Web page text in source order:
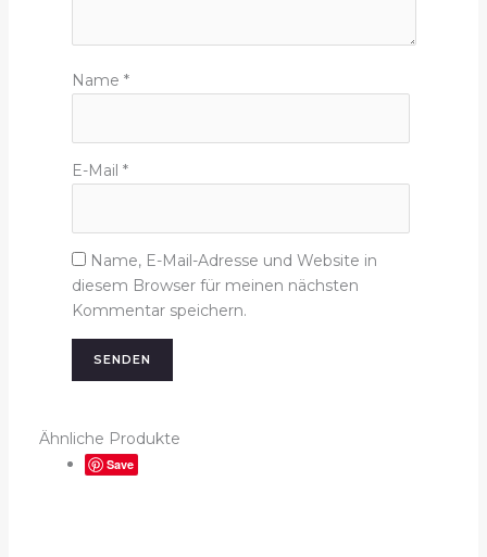
Name *
E-Mail *
Name, E-Mail-Adresse und Website in
diesem Browser für meinen nächsten
Kommentar speichern.
Ähnliche Produkte
Save